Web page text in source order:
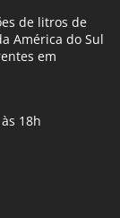
de litros de
América do Sul
em
18h